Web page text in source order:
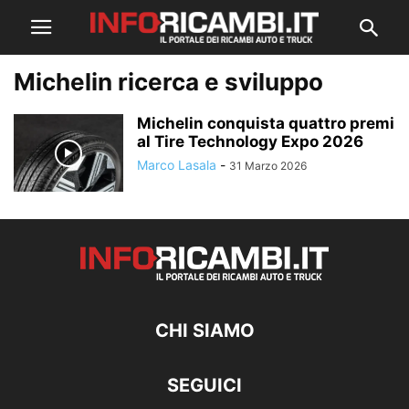
Michelin ricerca e sviluppo
Michelin conquista quattro premi
al Tire Technology Expo 2026
Marco Lasala - 31 Marzo 2026
CHI SIAMO
SEGUICI